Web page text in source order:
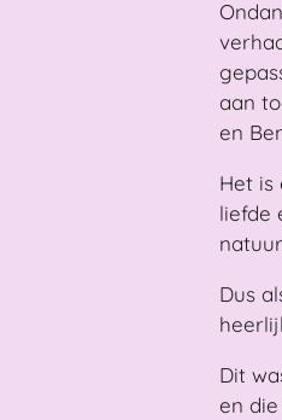
aan
en
Het is
liefde
Dus
Dit
en